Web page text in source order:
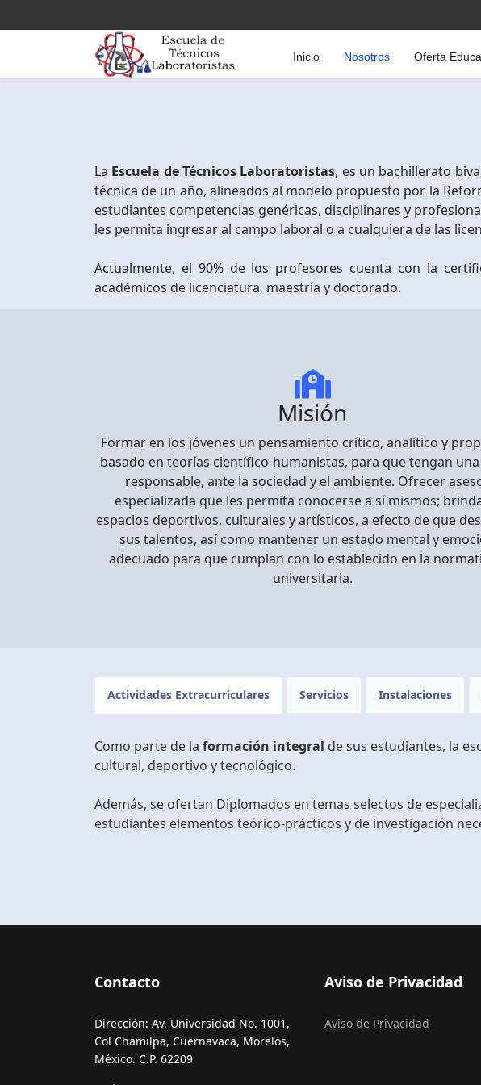
Inicio Nosotros Oferta
La Escuela de Técnicos Laboratoristas, es un bachillerato
técnica de un año, alineados al modelo propuesto por la
estudiantes competencias genéricas, disciplinares y
les permita ingresar al campo laboral o a cualquiera de las
Actualmente, el 90% de los profesores cuenta con la
académicos de licenciatura, maestría y doctorado.
Misión
Formar en los jóvenes un pensamiento crítico, analítico y
basado en teorías científico-humanistas, para que tengan
responsable, ante la sociedad y el ambiente. Ofrecer
especializada que les permita conocerse a sí mismos;
espacios deportivos, culturales y artísticos, a efecto de que
sus talentos, así como mantener un estado mental y
adecuado para que cumplan con lo establecido en la
universitaria.
Actividades Extracurriculares Servicios Instalaciones
Como parte de la formación integral de sus estudiantes, la
cultural, deportivo y tecnológico.
Además, se ofertan Diplomados en temas selectos de
estudiantes elementos teórico-prácticos y de investigación
Contacto
Dirección: Av. Universidad No. 1001,
Col Chamilpa, Cuernavaca, Morelos,
México. C.P. 62209
Aviso de Privacidad
Aviso de Privacidad